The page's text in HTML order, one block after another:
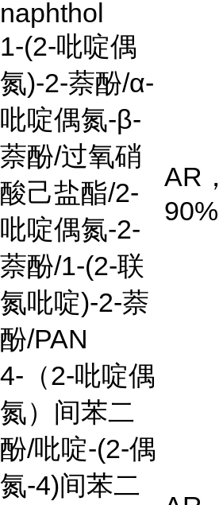
naphthol
1-(2-吡啶偶
氮)-2-萘酚/α-
吡啶偶氮-β-
萘酚/过氧硝
酸己盐酯/2-
吡啶偶氮-2-
萘酚/1-(2-联
氮吡啶)-2-萘
酚/PAN
AR ，
90%
4- （2-吡啶偶
氮）间苯二
酚/吡啶-(2-偶
氮-4)间苯二